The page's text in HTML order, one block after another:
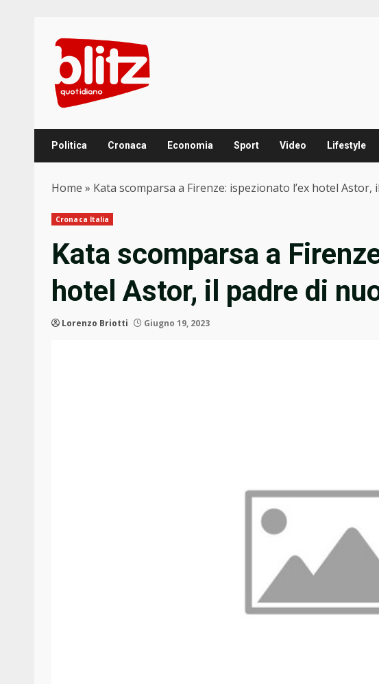
content
Politica Cronaca Economia Sport Video Lifestyle
Home » Kata scomparsa a Firenze: ispezionato l’ex hotel
Cronaca Italia
Kata scomparsa a
hotel Astor, il padre di
Lorenzo Briotti Giugno 19, 2023